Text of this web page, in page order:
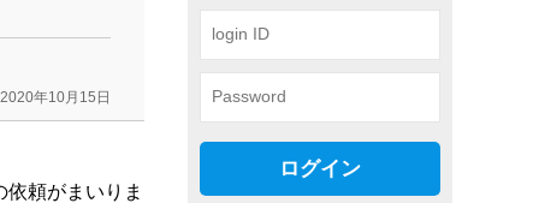
2020年10月15日
頼がまいりま
ログイン